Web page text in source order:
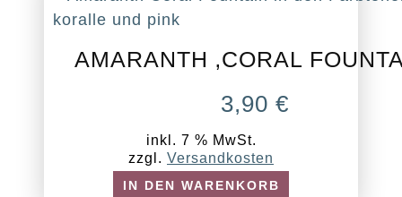
AMARANTH ‚CORAL
3,90€
inkl. 7 % MwSt.
zzgl. Versandkosten
IN DEN WARENKORB